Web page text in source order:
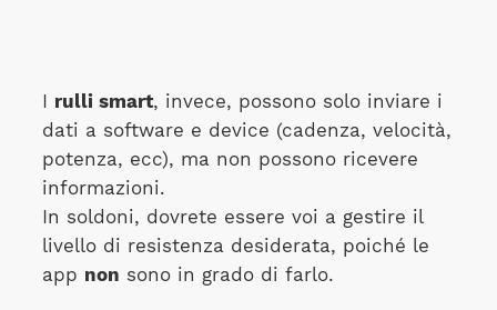
rulli smart, invece, possono solo inviare i
dati a software e device (cadenza, velocità,
potenza, ecc), ma non possono ricevere
informazioni.
In soldoni, dovrete essere voi a gestire il
livello di resistenza desiderata, poiché le
app non sono in grado di farlo.